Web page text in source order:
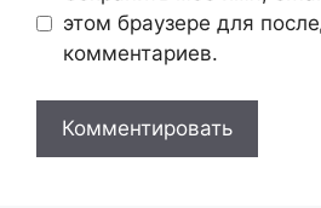
этом браузере для
комментариев.